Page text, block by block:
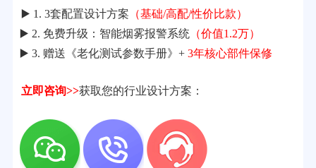
▶️ 1. 3套配置设计方案 （基础/高配/性价比款）
▶️ 2. 免费升级：智能烟雾报警系统（价值1.2万）
▶️ 3. 赠送《老化测试参数手册》+ 3年核心部件保修
立即咨询>>获取您的行业设计方案：